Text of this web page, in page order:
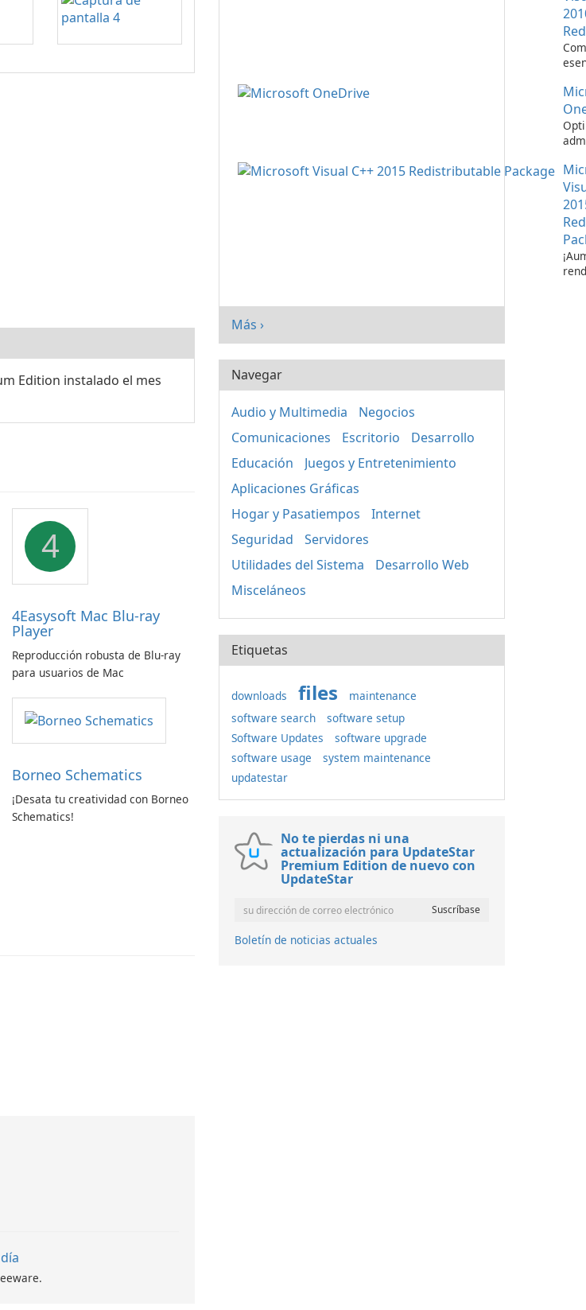
Edition instalado el mes
4
4Easysoft Mac Blu-ray
Player
Reproducción robusta de Blu-ray
para usuarios de Mac
Borneo Schematics
¡Desata tu creatividad con Borneo
Schematics!
Más ›
Navegar
Audio y Multimedia
Negocios
Comunicaciones
Escritorio
Desarrollo
Educación
Juegos y Entretenimiento
Aplicaciones Gráficas
Hogar y Pasatiempos
Internet
Seguridad
Servidores
Utilidades del Sistema
Desarrollo Web
Misceláneos
Etiquetas
downloads files
maintenance
software search
software setup
Software Updates
software upgrade
software usage
system maintenance
updatestar
No te pierdas ni una
actualización para UpdateStar
Premium Edition de nuevo con
UpdateStar
Boletín de noticias actuales